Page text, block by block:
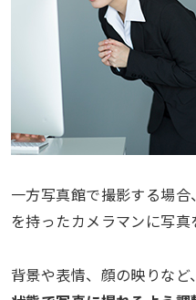
一方写真館で撮影する場
を持ったカメラマンに写真
背景や表情、顔の映りなど